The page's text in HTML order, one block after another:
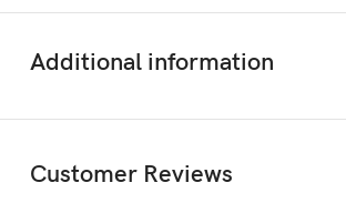
Additional information
Customer Reviews